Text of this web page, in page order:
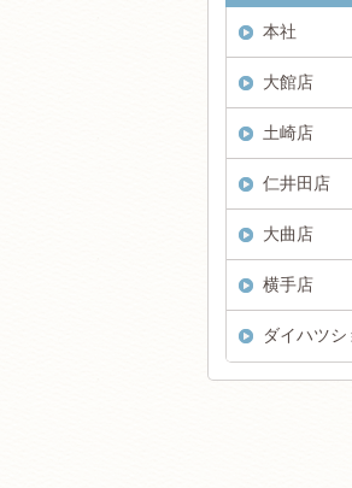
本社
大館店
土崎店
仁井田店
大曲店
横手店
ダイハツシ